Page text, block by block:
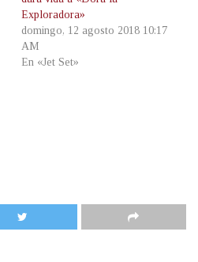
Exploradora»
domingo, 12 agosto 2018 10:17
AM
En «Jet Set»